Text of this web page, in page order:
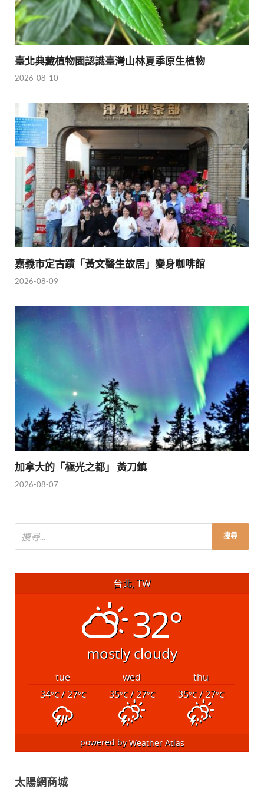
臺北典藏植物園認識臺灣山林夏季原生植物
2026-08-10
嘉義市定古蹟「黃文醫生故居」變身咖啡館
2026-08-09
加拿大的「極光之都」 黃刀鎮
2026-08-07
台北, TW
32°
mostly cloudy
tue wed
thu
34°C/ 27°C 35°C/ 27°C 35°C/ 27°C
powered byWeather Atlas
太陽網商城